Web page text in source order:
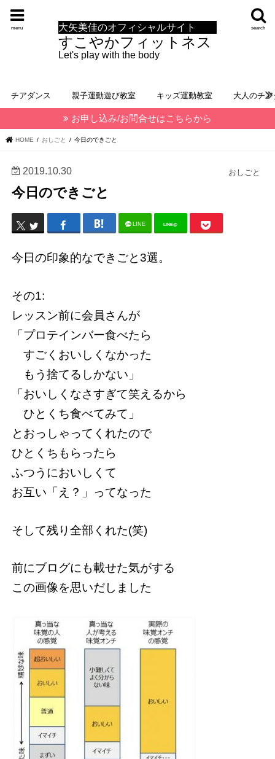
大矢美佳のオフィシャルサイト
すこやかフィットネス
Let's play with the body
search
menu
チアダンス 親子運動遊び教室 キッズ運動教室 大人のチ
お申し込み/お問合せはこちらから
HOME おしごと 今日のできごと
おしごと
2019.10.30
今日のできごと
LINE LINE@
今日の印象的なできごと3選。
その1:
レッスン前に会員さんが
「プロテインバー食べたら
すごくおいしくなかった
もう捨てるしかない」
「おいしくなさすぎて笑えるから
ひとくち食べてみて」
とおっしゃってくれたので
ひとくちもらったら
ふつうにおいしくて
お互い「え？」ってなった
そして残り全部くれた(笑)
前にブログにも載せた気がする
この画像を思いだしました